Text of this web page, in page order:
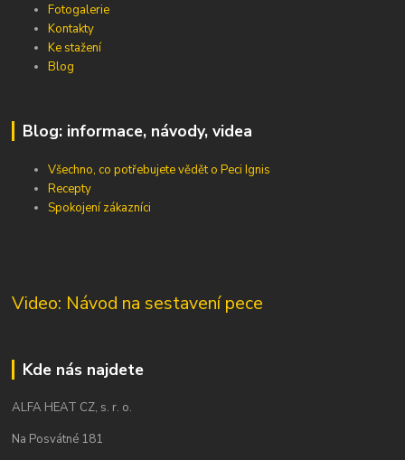
Fotogalerie
Kontakty
Ke stažení
Blog
Blog: informace, návody, videa
Všechno, co potřebujete vědět o Peci Ignis
Recepty
Spokojení zákazníci
Video: Návod na sestavení pece
Kde nás najdete
ALFA HEAT CZ, s. r. o.
Na Posvátné 181